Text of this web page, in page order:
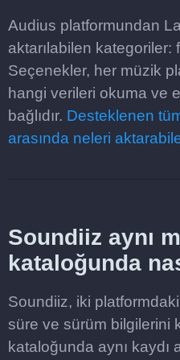
Audius platformundan
aktarılabilen kategoriler:
Seçenekler, her müzik
hangi verileri okuma ve
bağlıdır. Desteklenen
arasında neleri
Soundiiz aynı
kataloğunda
Soundiiz, iki
süre ve sürüm bilgilerini
kataloğunda aynı kaydı